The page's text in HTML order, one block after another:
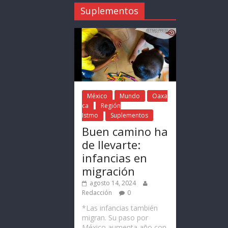
Suplementos
México Mundo
Oaxa
ca
Región
Istmo
Suplementos
Buen camino ha
de llevarte:
infancias en
migración
agosto 14, 2024
Redacción
0
*Las infancias también
migran. Su paso por